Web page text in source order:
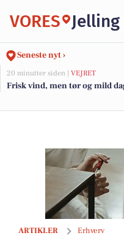
VORES Jelling
Seneste nyt ›
20 minutter siden | VEJRET
Frisk vind, men tør og mild
ARTIKLER Erhverv
Sådan sikrer du din